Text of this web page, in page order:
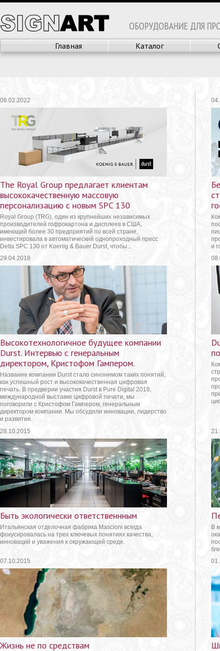
ОБОРУДОВАНИЕ ДЛЯ
Главная Каталог
08.02.2022
The Royal Group предлагает клиентам
высококачественную массовую
персонализацию с новым SPC 130
Royal Group (TRG), один из крупнейших независимых
производителей гофрокартона и дисплеев в США,
имеющий более 30 предприятий по всей стране,
инвестировала в автоматический однопроходный пресс
Delta SPC 130 от Koenig & Bauer Durst, чтобы...
и
29.04.2018
Высокотехнологичное будущее компании
Durst. Интервью с генеральным
директором, Кристофом Гампером.
Название компании Durst стало синонимом таких понятий,
как успешный рост и высококачественная цифровая
печать. В предверии участия Durst в Pure Digital 2018,
международной выставке цифровой печати, мы
поговорили с Кристофом Гампером, генеральным
директором компании. Мы обсудили инновации, лидерство
и развитие.
28.10.2015
Быть экологически ответственнным
Итальянская отделочная фабрика Mascioni всегда
фокусировалась на трех ключевых понятиях качества,
инноваций и уважения к окружающей среде.
В
07.10.2015
Жизнь не по средствам